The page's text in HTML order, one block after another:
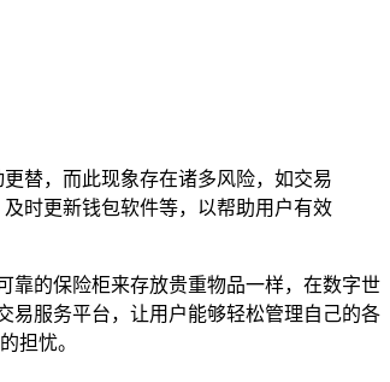
替，而此现象存在诸多风险，如交易
时更新钱包软件等，以帮助用户有效
靠的保险柜来存放贵重物品一样，在数字世
易服务平台，让用户能够轻松管理自己的各
担忧。